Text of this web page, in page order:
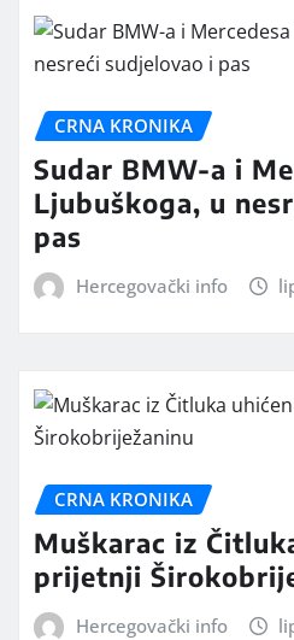
CRNA KRONIKA
Sudar BMW-a i
Ljubuškoga, u
pas
Hercegovački info
CRNA KRONIKA
Muškarac iz
prijetnji
Hercegovački info